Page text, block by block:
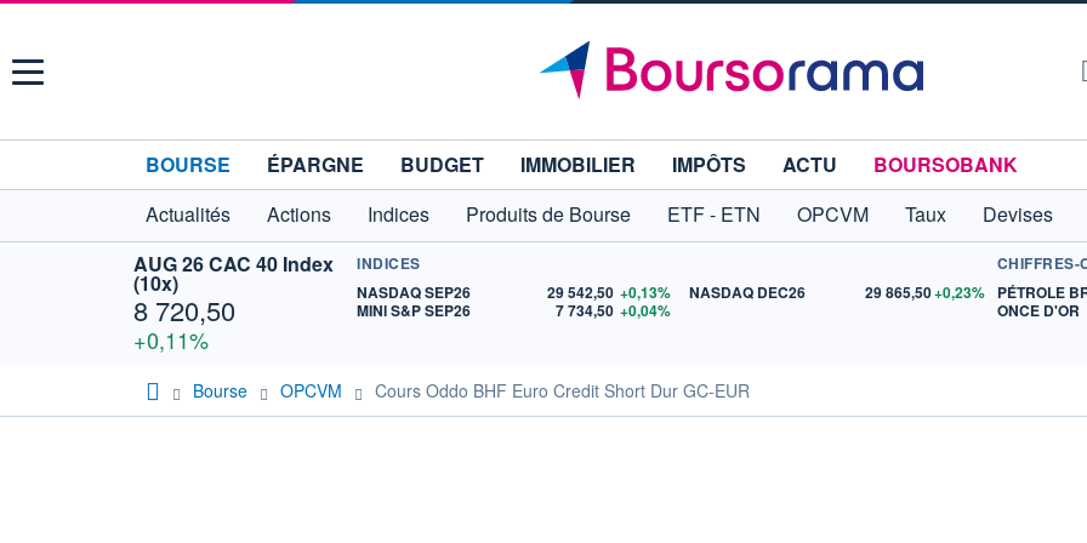
Menu
BOURSE ÉPARGNE BUDGET IMMOBILIER IMPÔTS ACTU
BOURSOBANK
Actualités
Actions Indices Produits de Bourse ETF - ETN OPCVM Taux Devises
AUG 26 CAC 40 Index
(10x)
8 720,50
+0,11%
INDICES
NASDAQ SEP26
29 542,50 +0,13%
MINI S&P SEP26
7 734,50 +0,04%
NASDAQ DEC26 29 865,50+0,23%
CHIFFRES-
PÉTROLE
ONCE D'OR
Bourse OPCVM Cours Oddo BHF Euro Credit Short Dur GC-EUR